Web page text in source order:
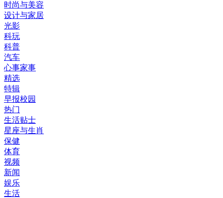
时尚与美容
设计与家居
光影
科玩
科普
汽车
心事家事
精选
特辑
早报校园
热门
生活贴士
星座与生肖
保健
体育
视频
新闻
娱乐
生活